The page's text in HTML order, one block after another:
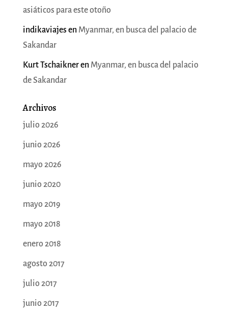
asiáticos para este otoño
indikaviajes en Myanmar, en busca del palacio de
Sakandar
Kurt Tschaikneren Myanmar, en busca del palacio
de Sakandar
Archivos
julio 2026
junio 2026
mayo 2026
junio 2020
mayo 2019
mayo 2018
enero 2018
agosto 2017
julio 2017
junio 2017